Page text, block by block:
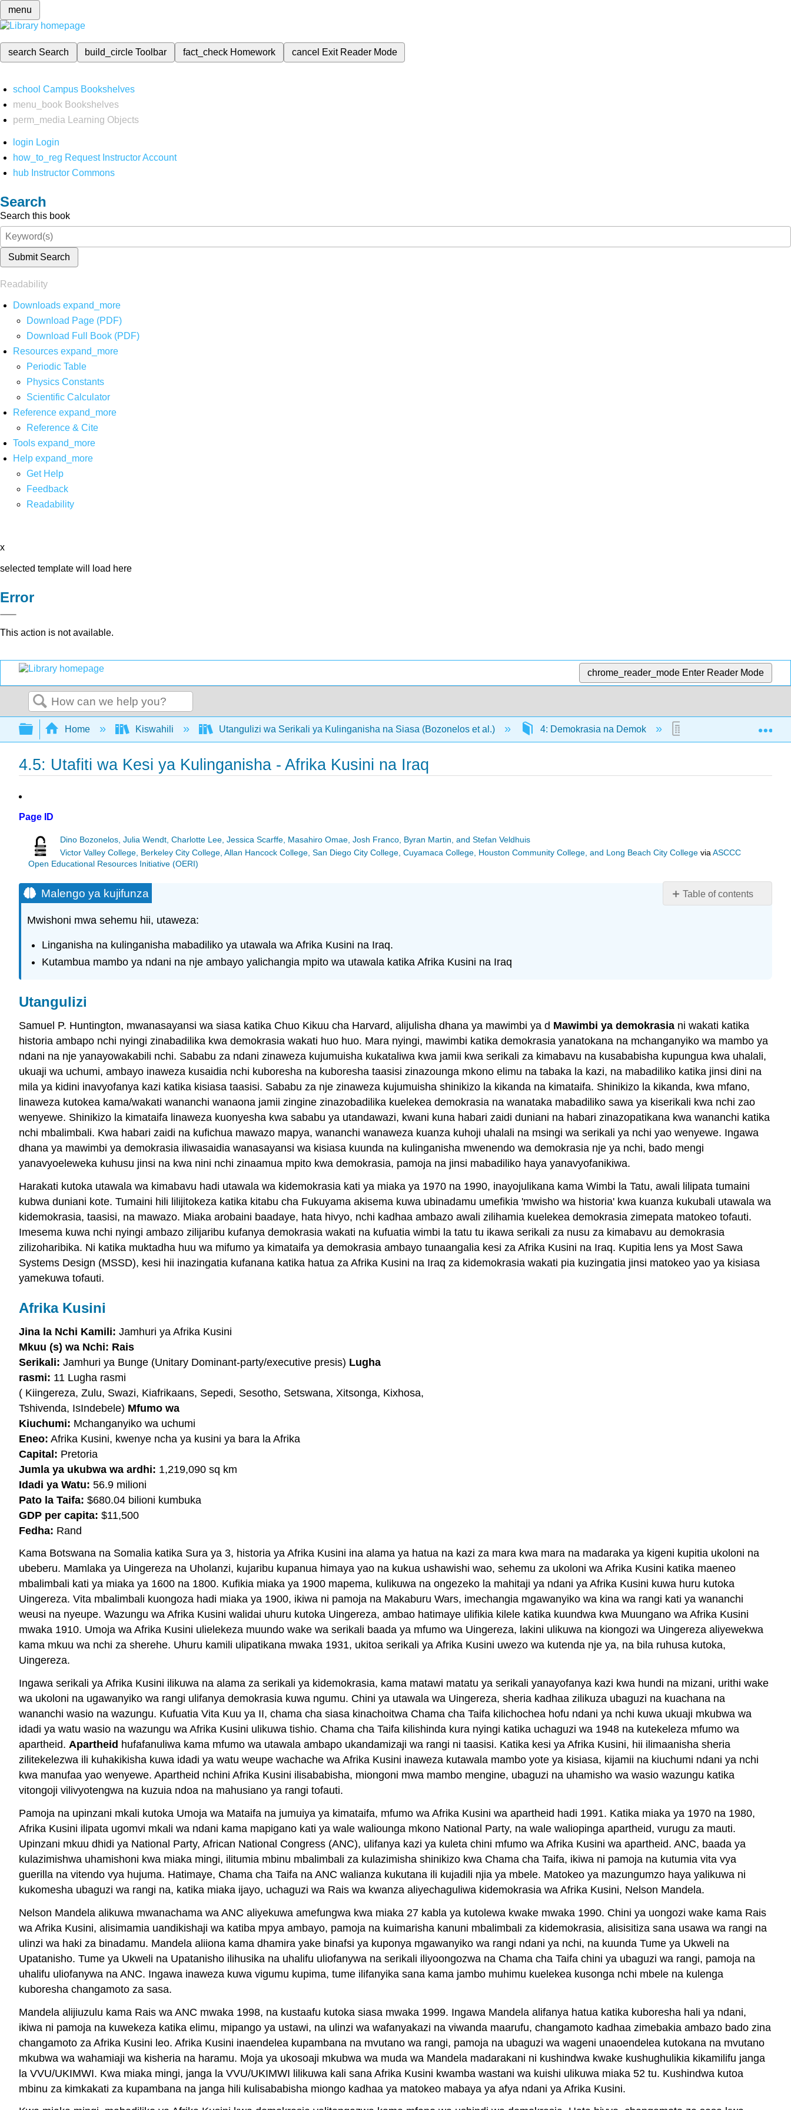
menu
search Search build_circleToolbar fact_check Homework cancel Exit Reader Mode
school Campus Bookshelves
menu_book Bookshelves
perm_media
Learning Objects
login Login
how_to_reg Request Instructor Account
hub Instructor Commons
Search
Search this book
Submit Search
Readability
Downloads expand_more
Download Page (PDF)
Download Full Book (PDF)
Resources expand_more
Periodic Table
Physics Constants
Scientific Calculator
Reference expand_more
Reference & Cite
Tools expand_more
Help expand_more
Get Help
Feedback
Readability
x
selected template will load here
Error
This action is not available.
chrome_reader_mode Enter Reader Mode
Search
Expand/collapse global hierarchy
Home Kiswahili Utangulizi wa Serikali ya Kulinganisha na Siasa (Bozonelos et al.) 4: Demokrasia na Demok 4.5: Utafiti wa Kesi ya
4.5: Utafiti wa Kesi ya Kulinganisha - Afrika Kusini na Iraq
Page ID
Dino Bozonelos, Julia Wendt, Charlotte Lee, Jessica Scarffe, Masahiro Omae, Josh Franco, Byran Martin, and Stefan Veldhuis
Victor Valley College, Berkeley City College, Allan Hancock College, San Diego City College, Cuyamaca College, Houston Community College, and Long Beach City College viaASCCC
Open Educational Resources Initiative (OERI)
Table of contents
Malengo ya kujifunza
Mwishoni mwa sehemu hii, utaweza:
Linganisha na kulinganisha mabadiliko ya utawala wa Afrika Kusini na Iraq.
Kutambua mambo ya ndani na nje ambayo yalichangia mpito wa utawala katika Afrika Kusini na Iraq
Utangulizi
Samuel P. Huntington, mwanasayansi wa siasa katika Chuo Kikuu cha Harvard, alijulisha dhana ya mawimbi ya d Mawimbi ya demokrasia ni wakati katika
historia ambapo nchi nyingi zinabadilika kwa demokrasia wakati huo huo. Mara nyingi, mawimbi katika demokrasia yanatokana na mchanganyiko wa mambo ya
ndani na nje yanayowakabili nchi. Sababu za ndani zinaweza kujumuisha kukataliwa kwa jamii kwa serikali za kimabavu na kusababisha kupungua kwa uhalali,
ukuaji wa uchumi, ambayo inaweza kusaidia nchi kuboresha na kuboresha taasisi zinazounga mkono elimu na tabaka la kazi, na mabadiliko katika jinsi dini na
mila ya kidini inavyofanya kazi katika kisiasa taasisi. Sababu za nje zinaweza kujumuisha shinikizo la kikanda na kimataifa. Shinikizo la kikanda, kwa mfano,
linaweza kutokea kama/wakati wananchi wanaona jamii zingine zinazobadilika kuelekea demokrasia na wanataka mabadiliko sawa ya kiserikali kwa nchi zao
wenyewe. Shinikizo la kimataifa linaweza kuonyesha kwa sababu ya utandawazi, kwani kuna habari zaidi duniani na habari zinazopatikana kwa wananchi katika
nchi mbalimbali. Kwa habari zaidi na kufichua mawazo mapya, wananchi wanaweza kuanza kuhoji uhalali na msingi wa serikali ya nchi yao wenyewe. Ingawa
dhana ya mawimbi ya demokrasia iliwasaidia wanasayansi wa kisiasa kuunda na kulinganisha mwenendo wa demokrasia nje ya nchi, bado mengi
yanavyoeleweka kuhusu jinsi na kwa nini nchi zinaamua mpito kwa demokrasia, pamoja na jinsi mabadiliko haya yanavyofanikiwa.
Harakati kutoka utawala wa kimabavu hadi utawala wa kidemokrasia kati ya miaka ya 1970 na 1990, inayojulikana kama Wimbi la Tatu, awali lilipata tumaini
kubwa duniani kote. Tumaini hili lilijitokeza katika kitabu cha Fukuyama akisema kuwa ubinadamu umefikia 'mwisho wa historia' kwa kuanza kukubali utawala wa
kidemokrasia, taasisi, na mawazo. Miaka arobaini baadaye, hata hivyo, nchi kadhaa ambazo awali zilihamia kuelekea demokrasia zimepata matokeo tofauti.
Imesema kuwa nchi nyingi ambazo zilijaribu kufanya demokrasia wakati na kufuatia wimbi la tatu tu ikawa serikali za nusu za kimabavu au demokrasia
zilizoharibika. Ni katika muktadha huu wa mifumo ya kimataifa ya demokrasia ambayo tunaangalia kesi za Afrika Kusini na Iraq. Kupitia lens ya Most Sawa
Systems Design (MSSD), kesi hii inazingatia kufanana katika hatua za Afrika Kusini na Iraq za kidemokrasia wakati pia kuzingatia jinsi matokeo yao ya kisiasa
yamekuwa tofauti.
Afrika Kusini
Jina la Nchi Kamili: Jamhuri ya Afrika Kusini
Mkuu (s) wa Nchi: Rais
Serikali: Jamhuri ya Bunge (Unitary Dominant-party/executive presis) Lugha
rasmi: 11 Lugha rasmi
( Kiingereza, Zulu, Swazi, Kiafrikaans, Sepedi, Sesotho, Setswana, Xitsonga, Kixhosa,
Tshivenda, IsIndebele) Mfumo wa
Kiuchumi: Mchanganyiko wa uchumi
Eneo: Afrika Kusini, kwenye ncha ya kusini ya bara la Afrika
Capital: Pretoria
Jumla ya ukubwa wa ardhi: 1,219,090 sq km
Idadi ya Watu: 56.9 milioni
Pato la Taifa: $680.04 bilioni kumbuka
GDP per capita: $11,500
Fedha: Rand
Kama Botswana na Somalia katika Sura ya 3, historia ya Afrika Kusini ina alama ya hatua na kazi za mara kwa mara na madaraka ya kigeni kupitia ukoloni na
ubeberu. Mamlaka ya Uingereza na Uholanzi, kujaribu kupanua himaya yao na kukua ushawishi wao, sehemu za ukoloni wa Afrika Kusini katika maeneo
mbalimbali kati ya miaka ya 1600 na 1800. Kufikia miaka ya 1900 mapema, kulikuwa na ongezeko la mahitaji ya ndani ya Afrika Kusini kuwa huru kutoka
Uingereza. Vita mbalimbali kuongoza hadi miaka ya 1900, ikiwa ni pamoja na Makaburu Wars, imechangia mgawanyiko wa kina wa rangi kati ya wananchi
weusi na nyeupe. Wazungu wa Afrika Kusini walidai uhuru kutoka Uingereza, ambao hatimaye ulifikia kilele katika kuundwa kwa Muungano wa Afrika Kusini
mwaka 1910. Umoja wa Afrika Kusini ulielekeza muundo wake wa serikali baada ya mfumo wa Uingereza, lakini ulikuwa na kiongozi wa Uingereza aliyewekwa
kama mkuu wa nchi za sherehe. Uhuru kamili ulipatikana mwaka 1931, ukitoa serikali ya Afrika Kusini uwezo wa kutenda nje ya, na bila ruhusa kutoka,
Uingereza.
Ingawa serikali ya Afrika Kusini ilikuwa na alama za serikali ya kidemokrasia, kama matawi matatu ya serikali yanayofanya kazi kwa hundi na mizani, urithi wake
wa ukoloni na ugawanyiko wa rangi ulifanya demokrasia kuwa ngumu. Chini ya utawala wa Uingereza, sheria kadhaa zilikuza ubaguzi na kuachana na
wananchi wasio na wazungu. Kufuatia Vita Kuu ya II, chama cha siasa kinachoitwa Chama cha Taifa kilichochea hofu ndani ya nchi kuwa ukuaji mkubwa wa
idadi ya watu wasio na wazungu wa Afrika Kusini ulikuwa tishio. Chama cha Taifa kilishinda kura nyingi katika uchaguzi wa 1948 na kutekeleza mfumo wa
apartheid. Apartheid hufafanuliwa kama mfumo wa utawala ambapo ukandamizaji wa rangi ni taasisi. Katika kesi ya Afrika Kusini, hii ilimaanisha sheria
zilitekelezwa ili kuhakikisha kuwa idadi ya watu weupe wachache wa Afrika Kusini inaweza kutawala mambo yote ya kisiasa, kijamii na kiuchumi ndani ya nchi
kwa manufaa yao wenyewe. Apartheid nchini Afrika Kusini ilisababisha, miongoni mwa mambo mengine, ubaguzi na uhamisho wa wasio wazungu katika
vitongoji vilivyotengwa na kuzuia ndoa na mahusiano ya rangi tofauti.
Pamoja na upinzani mkali kutoka Umoja wa Mataifa na jumuiya ya kimataifa, mfumo wa Afrika Kusini wa apartheid hadi 1991. Katika miaka ya 1970 na 1980,
Afrika Kusini ilipata ugomvi mkali wa ndani kama mapigano kati ya wale waliounga mkono National Party, na wale waliopinga apartheid, vurugu za mauti.
Upinzani mkuu dhidi ya National Party, African National Congress (ANC), ulifanya kazi ya kuleta chini mfumo wa Afrika Kusini wa apartheid. ANC, baada ya
kulazimishwa uhamishoni kwa miaka mingi, ilitumia mbinu mbalimbali za kulazimisha shinikizo kwa Chama cha Taifa, ikiwa ni pamoja na kutumia vita vya
guerilla na vitendo vya hujuma. Hatimaye, Chama cha Taifa na ANC walianza kukutana ili kujadili njia ya mbele. Matokeo ya mazungumzo haya yalikuwa ni
kukomesha ubaguzi wa rangi na, katika miaka ijayo, uchaguzi wa Rais wa kwanza aliyechaguliwa kidemokrasia wa Afrika Kusini, Nelson Mandela.
Nelson Mandela alikuwa mwanachama wa ANC aliyekuwa amefungwa kwa miaka 27 kabla ya kutolewa kwake mwaka 1990. Chini ya uongozi wake kama Rais
wa Afrika Kusini, alisimamia uandikishaji wa katiba mpya ambayo, pamoja na kuimarisha kanuni mbalimbali za kidemokrasia, alisisitiza sana usawa wa rangi na
ulinzi wa haki za binadamu. Mandela aliiona kama dhamira yake binafsi ya kuponya mgawanyiko wa rangi ndani ya nchi, na kuunda Tume ya Ukweli na
Upatanisho. Tume ya Ukweli na Upatanisho ilihusika na uhalifu uliofanywa na serikali iliyoongozwa na Chama cha Taifa chini ya ubaguzi wa rangi, pamoja na
uhalifu uliofanywa na ANC. Ingawa inaweza kuwa vigumu kupima, tume ilifanyika sana kama jambo muhimu kuelekea kusonga nchi mbele na kulenga
kuboresha changamoto za sasa.
Mandela alijiuzulu kama Rais wa ANC mwaka 1998, na kustaafu kutoka siasa mwaka 1999. Ingawa Mandela alifanya hatua katika kuboresha hali ya ndani,
ikiwa ni pamoja na kuwekeza katika elimu, mipango ya ustawi, na ulinzi wa wafanyakazi na viwanda maarufu, changamoto kadhaa zimebakia ambazo bado zina
changamoto za Afrika Kusini leo. Afrika Kusini inaendelea kupambana na mvutano wa rangi, pamoja na ubaguzi wa wageni unaoendelea kutokana na mvutano
mkubwa wa wahamiaji wa kisheria na haramu. Moja ya ukosoaji mkubwa wa muda wa Mandela madarakani ni kushindwa kwake kushughulikia kikamilifu janga
la VVU/UKIMWI. Kwa miaka mingi, janga la VVU/UKIMWI lilikuwa kali sana Afrika Kusini kwamba wastani wa kuishi ulikuwa miaka 52 tu. Kushindwa kutoa
mbinu za kimkakati za kupambana na janga hili kulisababisha miongo kadhaa ya matokeo mabaya ya afya ndani ya Afrika Kusini.